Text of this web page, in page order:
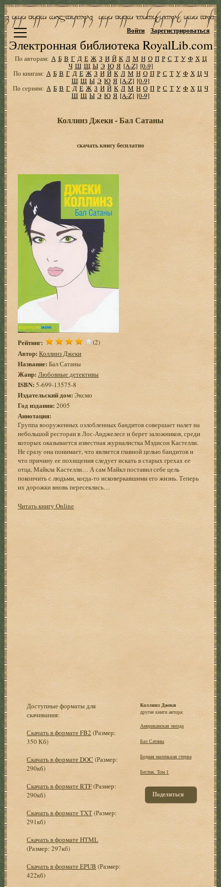
Электронная библиотека RoyalLib.com
Войти Зарегистрироваться
По авторам: А Б В Г Д Е Ж З И Й К Л М Н О П Р С Т У Ф Х Ц
Ч Ш Щ Ы Э Ю Я [A-Z] [0-9]
По книгам: А Б В Г Д Е Ж З И Й К Л М Н О П Р С Т У Ф Х Ц Ч
Ш Щ Ы Э Ю Я [A-Z] [0-9]
По сериям: А Б В Г Д Е Ж З И Й К Л М Н О П Р С Т У Ф Х Ц Ч
Ш Щ Ы Э Ю Я [A-Z] [0-9]
Коллинз Джеки - Бал Сатаны
скачать книгу бесплатно
Рейтинг: (2)
Автор: Коллинз Джеки
Название: Бал Сатаны
Жанр: Любовные детективы
ISBN: 5-699-13575-8
Издательский дом: Эксмо
Год издания: 2005
Аннотация:
Группа вооруженных озлобленных бандитов совершает налет на
небольшой ресторан в Лос-Анджелесе и берет заложников, среди
которых оказывается известная журналистка Мэдисон Кастелли.
Не сразу она понимает, что является главной целью бандитов и
что причину ее похищения следует искать в старых грехах ее
отца, Майкла Кастелли… А сам Майкл поставил себе цель
покончить с людьми, когда-то исковеркавшими его жизнь. Теперь
их дорожки вновь пересеклись…
Читать книгу Online
Доступные форматы для
скачивания:
Скачать в формате FB2 (Размер:
350 Кб)
Скачать в формате DOC (Размер:
290кб)
Скачать в формате RTF(Размер:
290кб)
Скачать в формате TXT(Размер:
291кб)
Скачать в формате HTML
(Размер: 297кб)
Скачать в формате EPUB (Размер:
422кб)
Коллинз Джеки
другие книги автора:
Американская звезда
Бал Сатаны
Бедная маленькая стерва
Бестия. Том 1
Поделиться